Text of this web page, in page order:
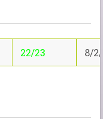
22/23 8/